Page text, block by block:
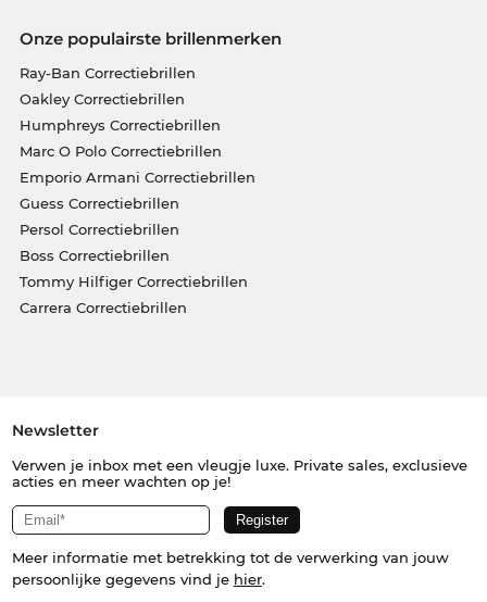
Onze populairste brillenmerken
Ray-Ban Correctiebrillen
Oakley Correctiebrillen
Humphreys Correctiebrillen
Marc O Polo Correctiebrillen
Emporio Armani Correctiebrillen
Guess Correctiebrillen
Persol Correctiebrillen
Boss Correctiebrillen
Tommy Hilfiger Correctiebrillen
Carrera Correctiebrillen
Newsletter
Verwen je inbox met een vleugje luxe. Private sales, exclusieve
acties en meer wachten op je!
Meer informatie met betrekking tot de verwerking van jouw
persoonlijke gegevens vind je hier.